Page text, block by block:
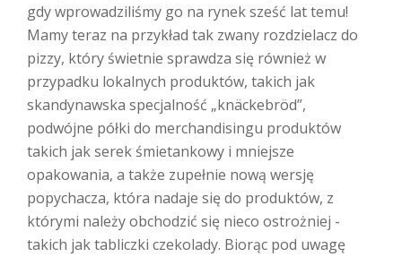
gdy wprowadziliśmy go na rynek sześć lat temu!
Mamy teraz na przykład tak zwany rozdzielacz do
pizzy, który świetnie sprawdza się również w
przypadku lokalnych produktów, takich jak
skandynawska specjalność „knäckebröd”,
podwójne półki do merchandisingu produktów
takich jak serek śmietankowy i mniejsze
opakowania, a także zupełnie nową wersję
popychacza, która nadaje się do produktów, z
którymi należy obchodzić się nieco ostrożniej -
takich jak tabliczki czekolady. Biorąc pod uwagę